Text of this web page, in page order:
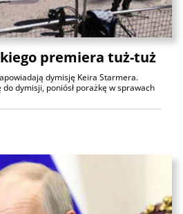
premiera tuż-tuż
dymisję Keira Starmera.
dymisji, poniósł porażkę w sprawach